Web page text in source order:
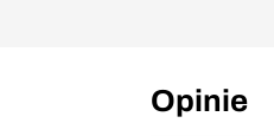
Opinie